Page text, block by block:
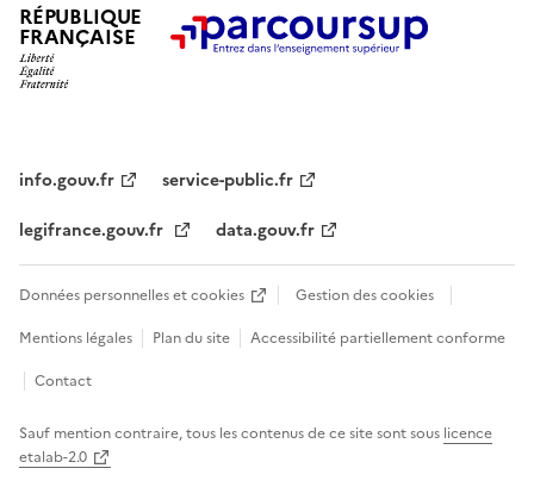
RÉPUBLIQUE
FRANÇAISE
info.gouv.fr
service-public.fr
legifrance.gouv.fr
data.gouv.fr
Données personnelles et cookies
Gestion des cookies
Mentions légales
Plan du site
Accessibilité partiellement conforme
Contact
Sauf mention contraire, tous les contenus de ce site sont sous licence
etalab-2.0